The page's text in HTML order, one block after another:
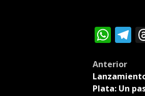
Post
Anterior
Plata: Un